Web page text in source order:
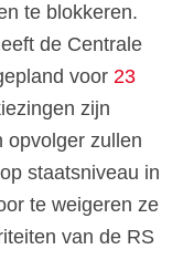
te blokkeren.
de Centrale
voor 23
zijn
opvolger zullen
staatsniveau in
te weigeren ze
van de RS